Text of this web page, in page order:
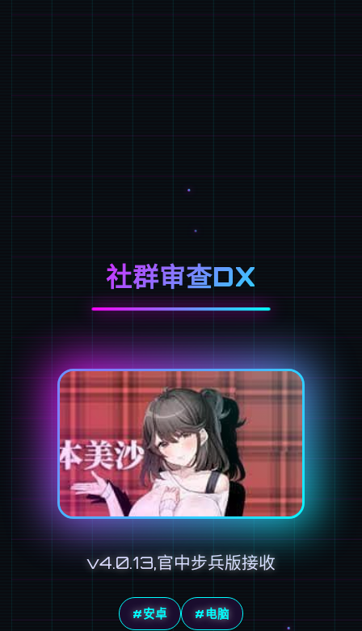
社群审查DX
v4.0.13,官中步兵版接收
#安卓 #电脑